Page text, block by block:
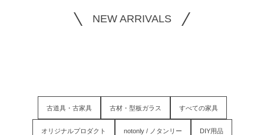
NEW ARRIVALS
古道具・古家具 古材・型板ガラス すべての家具
オリジナルプロダクト notonly / ノタンリー DIY用品